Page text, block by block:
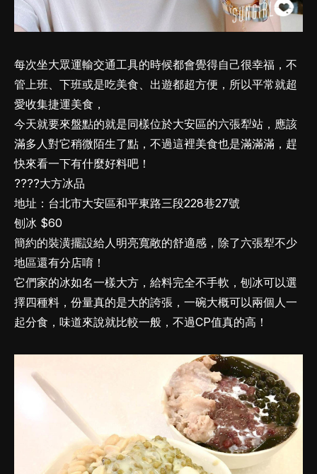
每次坐大眾運輸交通工具的時候都會覺得自己很幸福，不
管上班、下班或是吃美食、出遊都超方便，所以平常就超
愛收集捷運美食，
今天就要來盤點的就是同樣位於大安區的六張犁站，應該
滿多人對它稍微陌生了點，不過這裡美食也是滿滿滿，趕
快來看一下有什麼好料吧！
????大方冰品
地址：台北市大安區和平東路三段228巷27號
刨冰 $60
簡約的裝潢擺設給人明亮寬敞的舒適感，除了六張犁不少
地區還有分店唷！
它們家的冰如名一樣大方，給料完全不手軟，刨冰可以選
擇四種料，份量真的是大的誇張，一碗大概可以兩個人一
起分食，味道來說就比較一般，不過CP值真的高！